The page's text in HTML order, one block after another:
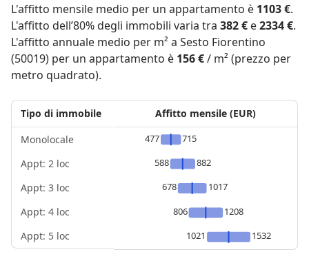
L'affitto mensile medio per un appartamento è 1103 €.
L'affitto dell’80% degli immobili varia tra 382 € e2334 €.
L'affitto annuale medio per m² a Sesto Fiorentino
(50019) per un appartamento è 156 €/ m² (prezzo per
metro quadrato).
Tipo di immobile
Monolocale
Appt: 2 loc
Appt: 3 loc
Appt: 4 loc
Appt: 5 loc
Affitto mensile (EUR)
477
715
588
882
678
1017
806
1208
1021
1532